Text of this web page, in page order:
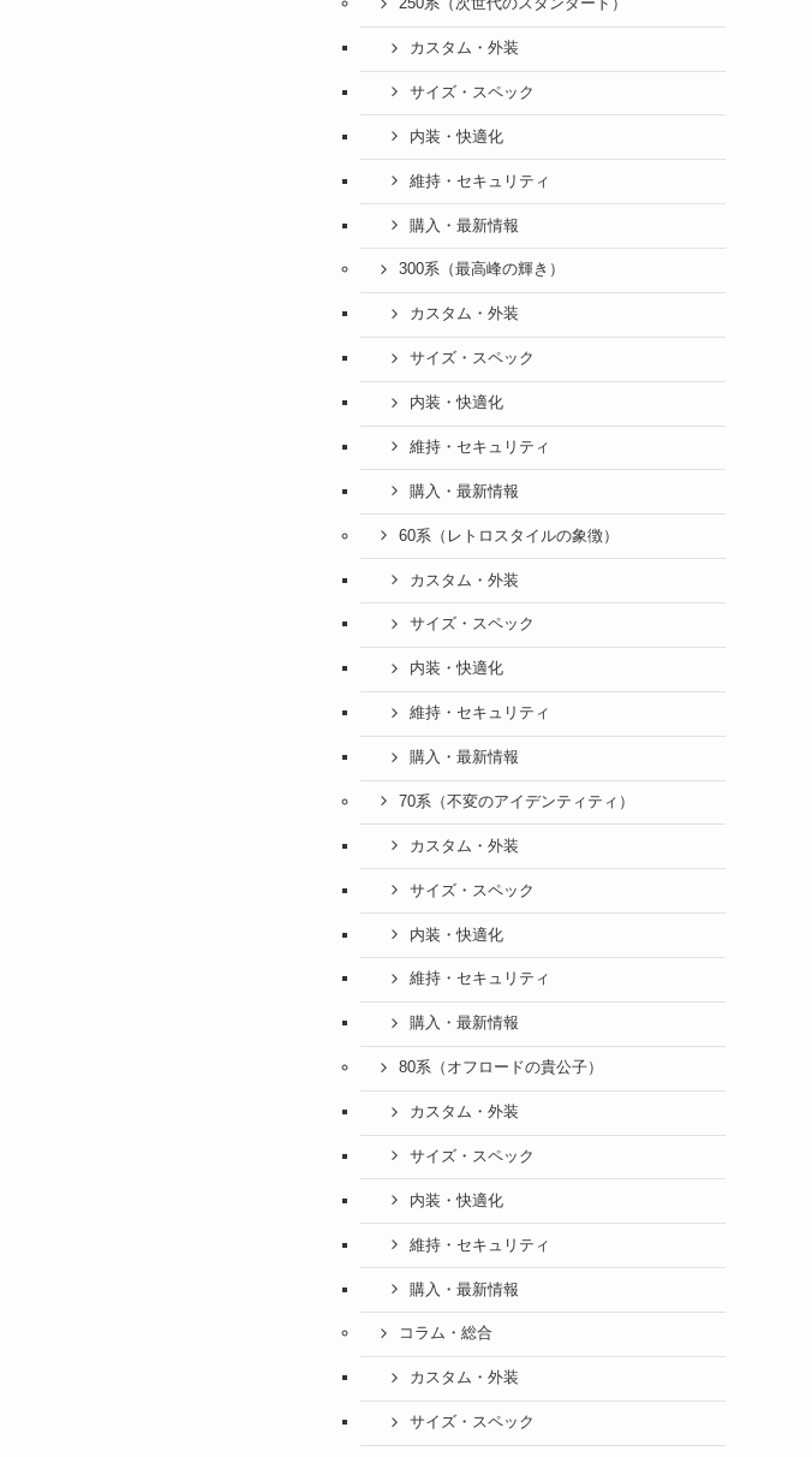
250系（次世代のスタンダード）
カスタム・外装
サイズ・スペック
内装・快適化
維持・セキュリティ
購入・最新情報
300系（最高峰の輝き）
カスタム・外装
サイズ・スペック
内装・快適化
維持・セキュリティ
購入・最新情報
60系（レトロスタイルの象徴）
カスタム・外装
サイズ・スペック
内装・快適化
維持・セキュリティ
購入・最新情報
70系（不変のアイデンティティ）
カスタム・外装
サイズ・スペック
内装・快適化
維持・セキュリティ
購入・最新情報
80系（オフロードの貴公子）
カスタム・外装
サイズ・スペック
内装・快適化
維持・セキュリティ
購入・最新情報
コラム・総合
カスタム・外装
サイズ・スペック